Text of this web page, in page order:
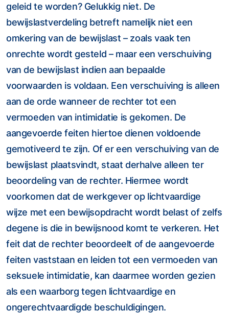
geleid te worden? Gelukkig niet. De
bewijslastverdeling betreft namelijk niet een
omkering van de bewijslast – zoals vaak ten
onrechte wordt gesteld – maar een verschuiving
van de bewijslast indien aan bepaalde
voorwaarden is voldaan. Een verschuiving is alleen
aan de orde wanneer de rechter tot een
vermoeden van intimidatie is gekomen. De
aangevoerde feiten hiertoe dienen voldoende
gemotiveerd te zijn. Of er een verschuiving van de
bewijslast plaatsvindt, staat derhalve alleen ter
beoordeling van de rechter. Hiermee wordt
voorkomen dat de werkgever op lichtvaardige
wijze met een bewijsopdracht wordt belast of zelfs
degene is die in bewijsnood komt te verkeren. Het
feit dat de rechter beoordeelt of de aangevoerde
feiten vaststaan en leiden tot een vermoeden van
seksuele intimidatie, kan daarmee worden gezien
als een waarborg tegen lichtvaardige en
ongerechtvaardigde beschuldigingen.